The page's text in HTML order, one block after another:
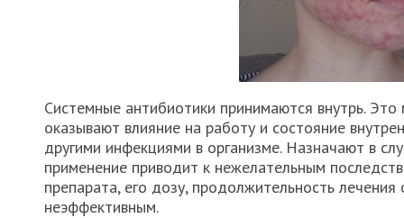
Системные антибиотики принимаются внутрь.
оказывают влияние на работу и состояние
другими инфекциями в организме. Назначают в
применение приводит к нежелательным
препарата, его дозу, продолжительность
неэффективным.